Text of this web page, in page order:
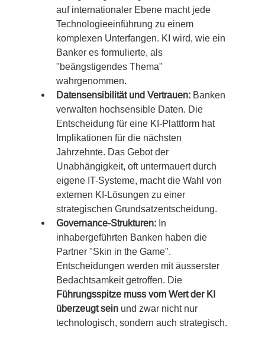
auf internationaler Ebene macht jede
Technologieeinführung zu einem
komplexen Unterfangen. KI wird, wie ein
Banker es formulierte, als
"beängstigendes Thema"
wahrgenommen.
Datensensibilität und Vertrauen: Banken
verwalten hochsensible Daten. Die
Entscheidung für eine KI-Plattform hat
Implikationen für die nächsten
Jahrzehnte. Das Gebot der
Unabhängigkeit, oft untermauert durch
eigene IT-Systeme, macht die Wahl von
externen KI-Lösungen zu einer
strategischen Grundsatzentscheidung.
Governance-Strukturen: In
inhabergeführten Banken haben die
Partner "Skin in the Game".
Entscheidungen werden mit äusserster
Bedachtsamkeit getroffen. Die
Führungsspitze muss vom Wert der KI
überzeugt sein und zwar nicht nur
technologisch, sondern auch strategisch.